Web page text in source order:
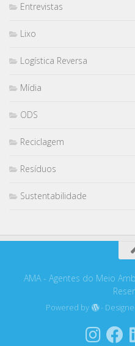
Entrevistas
Lixo
Logística Reversa
Mídia
ODS
Reciclagem
Resíduos
Sustentabilidade
AMA - Agentes do Meio
Powered by -